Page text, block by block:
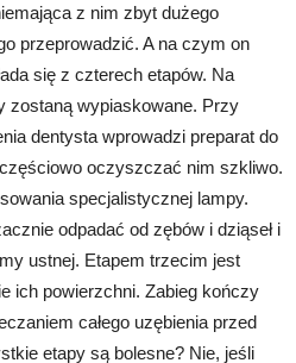
z nim zbyt dużego
przeprowadzić. A na czym on
się z czterech etapów. Na
zostaną wypiaskowane. Przy
dentysta wprowadzi preparat do
oczyszczać nim szkliwo.
specjalistycznej lampy.
odpadać od zębów i dziąseł i
ustnej. Etapem trzecim jest
ich powierzchni. Zabieg kończy
całego uzębienia przed
etapy są bolesne? Nie, jeśli